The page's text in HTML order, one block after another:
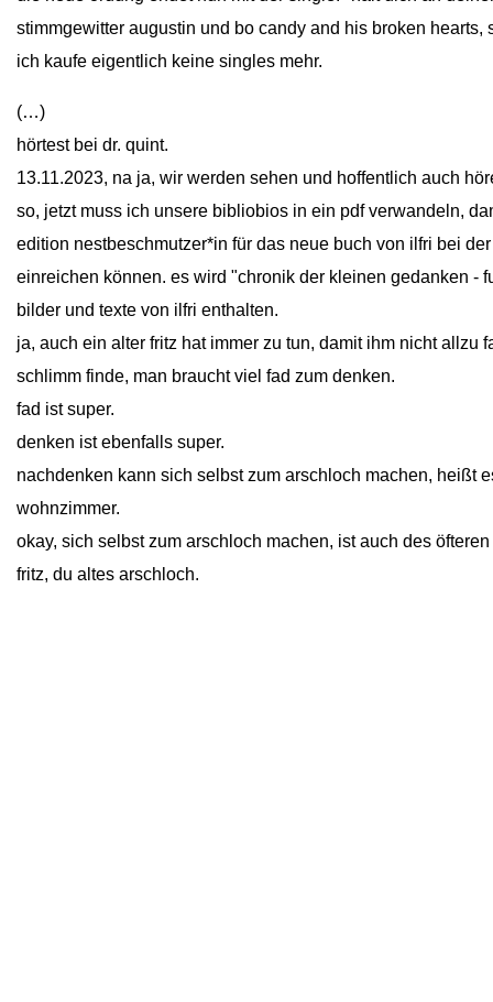
stimmgewitter augustin und bo candy and his broken
ich kaufe eigentlich keine singles mehr.
(…)
hörtest bei dr. quint.
13.11.2023, na ja, wir werden sehen und hoffentlich auch
so, jetzt muss ich unsere bibliobios in ein pdf verwandeln,
edition nestbeschmutzer*in für das neue buch von ilfri bei
einreichen können. es wird "chronik der kleinen gedanken -
bilder und texte von ilfri enthalten.
ja, auch ein alter fritz hat immer zu tun, damit ihm nicht allzu
schlimm finde, man braucht viel fad zum denken.
fad ist super.
denken ist ebenfalls super.
nachdenken kann sich selbst zum arschloch machen, heißt
wohnzimmer.
okay, sich selbst zum arschloch machen, ist auch des
fritz, du altes arschloch.